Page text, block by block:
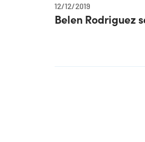
12/12/2019
Belen Rodriguez